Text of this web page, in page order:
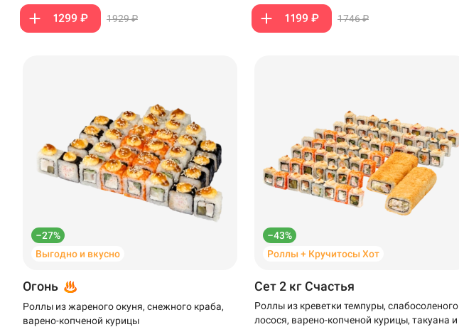
1299 ₽ 1929 ₽ 1199 ₽ 1746 ₽
–27%
Выгодно и вкусно
Огонь
Роллы из жареного окуня, снежного краба,
варено-копченой курицы
–43%
Роллы + Кручитосы Хот
Сет 2 кг Счастья
Роллы из креветки темпуры, слабосоленого
лосося, варено-копченой курицы, такуана и